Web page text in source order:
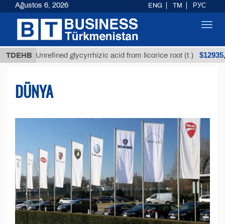
TDEHB
Unrefined glycyrrhizic acid from licorice root (t.) $12935,18
DÜNYA
Ağustos 6, 2026 ENG TM РУС